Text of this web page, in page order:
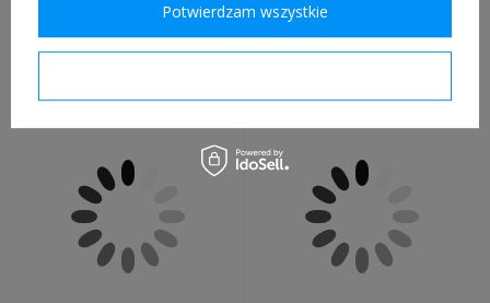
Gwiazdka naramienna -
złota
Adler WH BeVo M39, tło
ciemnozielone + szary
orzeł - replika
Potwierdzam wszystkie